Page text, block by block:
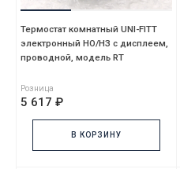
Термостат комнатный UNI-FITT
электронный НО/НЗ с дисплеем,
проводной, модель RT
Розница
5 617 ₽
В КОРЗИНУ